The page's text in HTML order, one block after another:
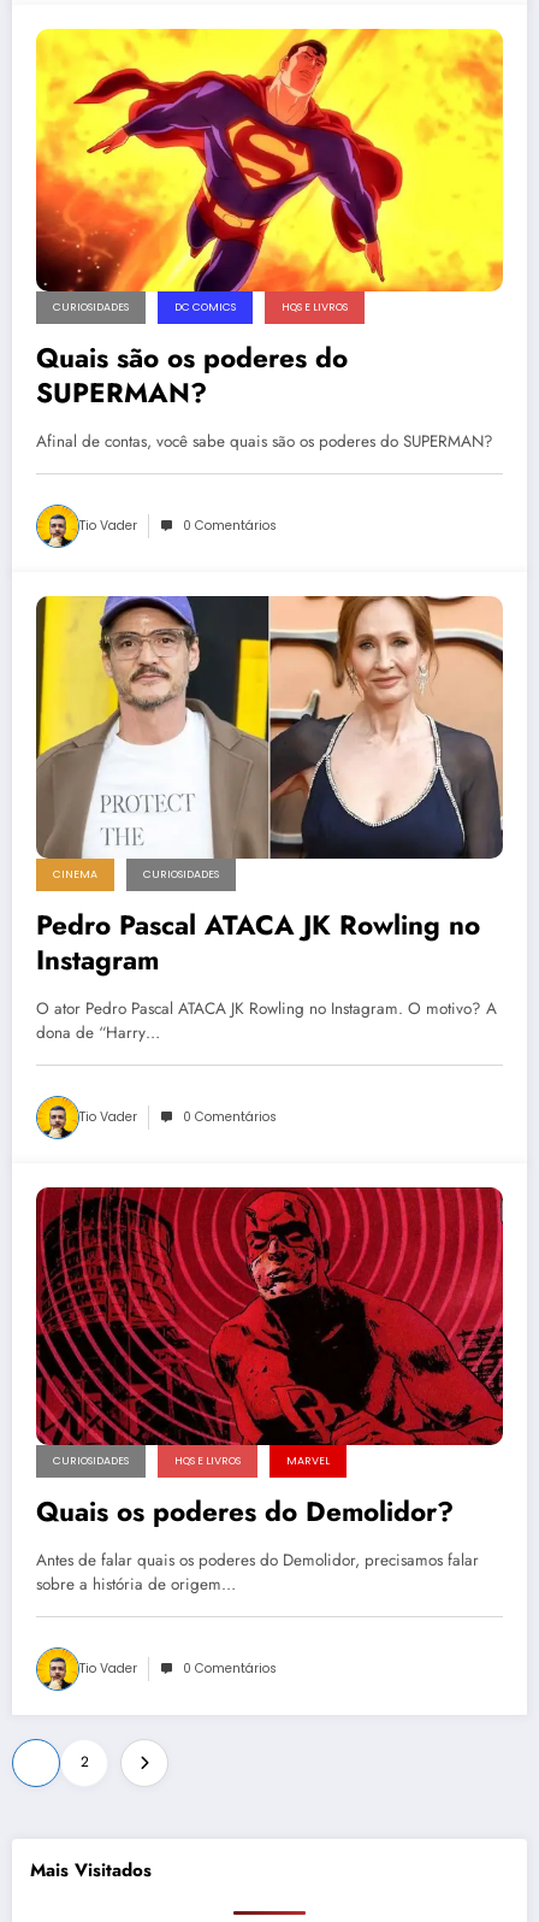
CURIOSIDADES DC COMICS HQS E LIVROS
Quais são os poderes do
SUPERMAN?
Afinal de contas, você sabe quais são os poderes do SUPERMAN?
Tio Vader 0 Comentários
CINEMA CURIOSIDADES
Pedro Pascal ATACA JK Rowling no
Instagram
O ator Pedro Pascal ATACA JK Rowling no Instagram. O motivo? A
dona de “Harry…
Tio Vader 0 Comentários
CURIOSIDADES HQS E LIVROS MARVEL
Quais os poderes do Demolidor?
Antes de falar quais os poderes do Demolidor, precisamos falar
sobre a história de origem…
Tio Vader 0 Comentários
Paginação
de
posts
2
Mais Visitados